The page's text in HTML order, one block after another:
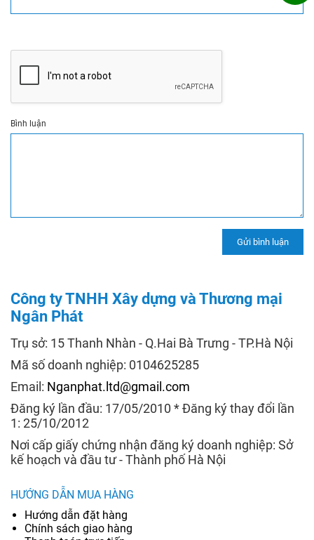
Bình luận
Công ty TNHH Xây dựng và Thương mại
Ngân Phát
Trụ sở: 15 Thanh Nhàn - Q.Hai Bà Trưng - TP.Hà Nội
Mã số doanh nghiệp: 0104625285
Email: Nganphat.ltd@gmail.com
Đăng ký lần đầu: 17/05/2010 * Đăng ký thay đổi lần
1: 25/10/2012
Nơi cấp giấy chứng nhận đăng ký doanh nghiệp: Sở
kế hoạch và đầu tư - Thành phố Hà Nội
HƯỚNG DẪN MUA HÀNG
Hướng dẫn đặt hàng
Chính sách giao hàng